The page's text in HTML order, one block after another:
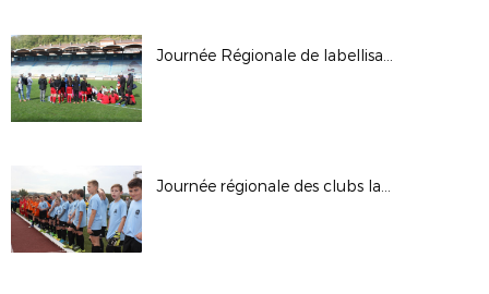
Journée Régionale de labellisation des Ecoles de Football Féminines
Journée régionale des clubs labellisés - Saison 2017-2018